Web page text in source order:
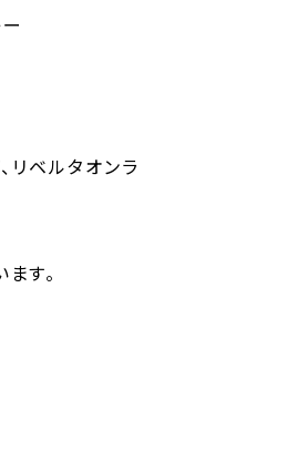
リベルタオンラ
す。